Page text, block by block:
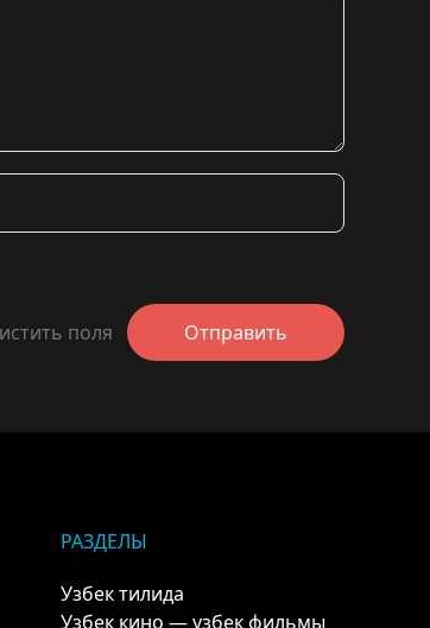
поля Отправить
РАЗДЕЛЫ
Узбек тилида
Узбек кино — узбек фильмы